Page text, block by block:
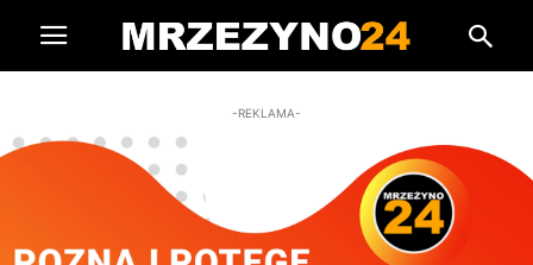
-REKLAMA-